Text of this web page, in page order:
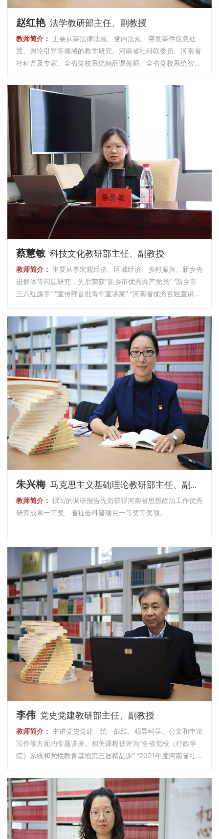
赵红艳 法学教研部主任、副教授
教师简介： 主要从事法律法规、党内法规、突发事件应急处
置、舆论引导等领域的教学研究。河南省社科联委员、河南省
社科普及专家、全省党校系统精品课教师、全省党校系统智库
来，在各类刊物公开发表学术论文30余篇，其中中文核心期刊
6篇，多篇理论文章被学习强国平台采用。
蔡慧敏 科技文化教研部主任、副教授
教师简介： 主要从事宏观经济、区域经济、乡村振兴、新乡先
进群体等问题研究，先后荣获“新乡市优秀共产党员” “新乡市
三八红旗手” “宣传部首批青年宣讲家” “河南省优秀百姓宣讲
朱兴梅 马克思主义基础理论教研部主任、副教授
教师简介： 撰写的调研报告先后获得河南省思想政治工作优秀
研究成果一等奖、省社会科普项目一等奖等奖项。
李伟 党史党建教研部主任、副教授
教师简介： 主讲党史党建、统一战线、领导科学、公文和申论
写作等方面的专题讲座。相关课程被评为“全省党校（行政学
院）系统和党性教育基地第三届精品课” “2021年度河南省社会
理论教育优质课”第一名。